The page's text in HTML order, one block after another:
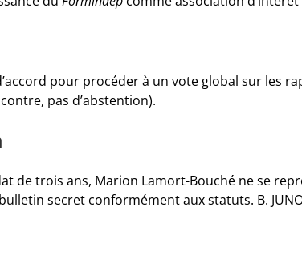
pour procéder à un vote global sur les
pas d’abstention).
de trois ans, Marion Lamort-Bouché ne se
secret conformément aux statuts. B.